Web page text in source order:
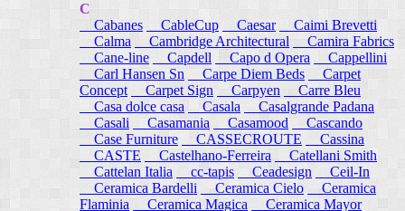
C
Cabanes
CableCup Caesar
Caimi Brevetti
Calma
Cambridge Architectural
Camira Fabrics
Cane-line
Capdell Capo d Opera
Cappellini
Carl Hansen Sn
Carpe Diem Beds
Carpet
Concept
Carpet Sign Carpyen
Carre Bleu
Casa dolce casa
Casala
Casalgrande Padana
Casali
Casamania Casamood
Cascando
Case Furniture
CASSECROUTE
Cassina
CASTE
Castelhano-Ferreira
Catellani Smith
Cattelan Italia
cc-tapis Ceadesign
Ceil-In
Ceramica Bardelli
Ceramica Cielo
Ceramica
Flaminia
Ceramica Magica
Ceramica Mayor